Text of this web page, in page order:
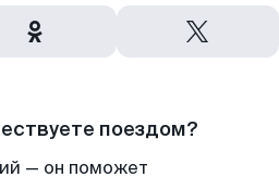
поездом?
— он поможет